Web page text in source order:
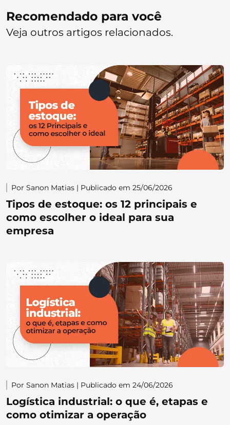
Recomendado para você
Veja outros artigos relacionados.
Por Sanon Matias | Publicado em 25/06/2026
Tipos de estoque: os 12 principais e
como escolher o ideal para sua
empresa
Por Sanon Matias | Publicado em 24/06/2026
Logística industrial: o que é, etapas e
como otimizar a operação